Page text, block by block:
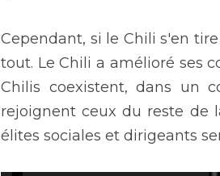
Cependant, si le Chili s'en
tout. Le Chili a amélioré ses
Chilis coexistent, dans un
rejoignent ceux du reste de
élites sociales et dirigeants